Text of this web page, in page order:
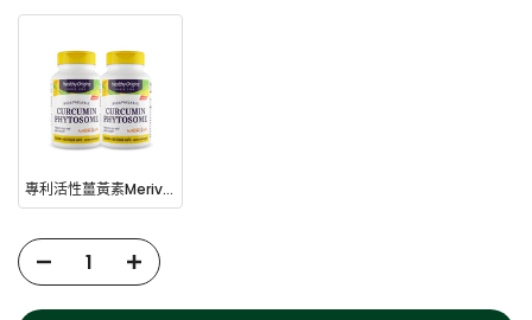
專利活性薑黃素Meriva®【2樽優惠裝】